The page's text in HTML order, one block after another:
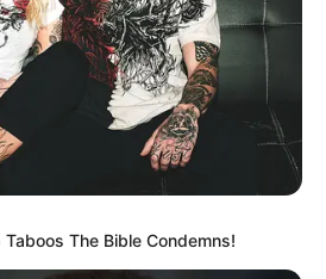
The Bible Condemns!